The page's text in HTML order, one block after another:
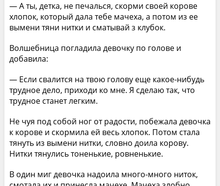
— А ты, детка, не печалься, скорми своей корове
хлопок, который дала тебе мачеха, а потом из ее
вымени тяни нитки и сматывай з клубок.
Волшебница погладила девочку по голове и
добавила:
— Если свалится на твою голову еще какое-нибудь
трудное дело, приходи ко мне. Я сделаю так, что
трудное станет легким.
Не чуя под собой ног от радости, побежала девочка
к корове и скормила ей весь хлопок. Потом стала
тянуть из вымени нитки, словно доила корову.
Нитки тянулись тоненькие, ровненькие.
В один миг девочка надоила много-много ниток,